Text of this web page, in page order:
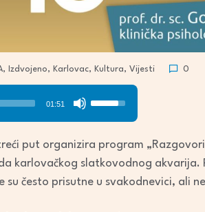
, Izdvojeno, Karlovac, Kultura, Vijesti 0
01:51
Use
Up/Down
keys
put organizira program
karlovačkog slatkovodnog akvarija.
često prisutne u svakodnevici, ali